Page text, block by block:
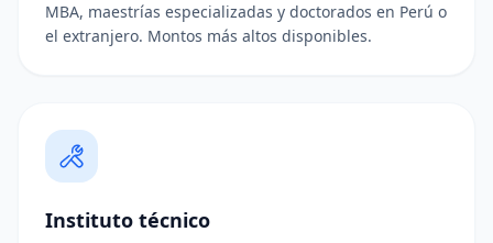
MBA, maestrías especializadas y doctorados en Perú o
el extranjero. Montos más altos disponibles.
Instituto técnico